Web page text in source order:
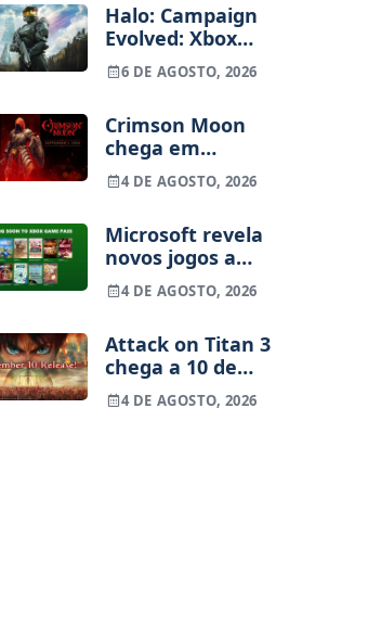
Halo: Campaign
Evolved: Xbox
despede
funcionários uma
lançamento
6 DE AGOSTO, 2026
Crimson Moon
chega em
setembro para
consolas e PC
4 DE AGOSTO, 2026
Microsoft revela
novos jogos a
caminho do Xbox
Game Pass em
4 DE AGOSTO, 2026
Attack on Titan 3
chega a 10 de
dezembro para
consolas e PC
4 DE AGOSTO, 2026